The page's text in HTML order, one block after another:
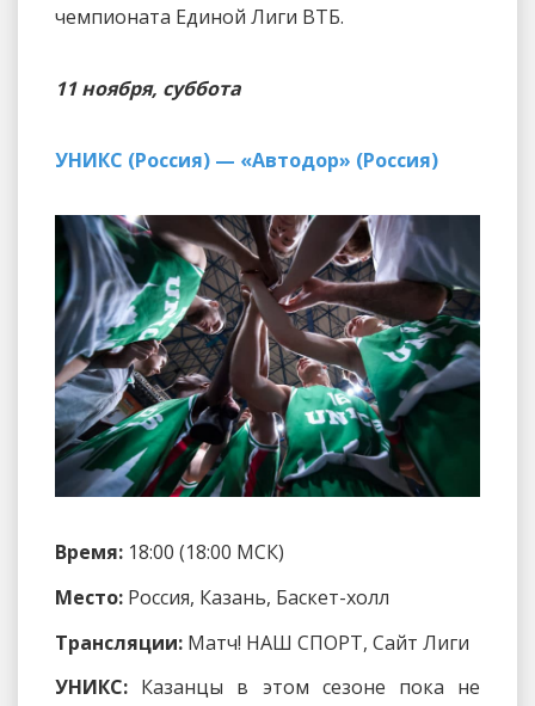
чемпионата Единой Лиги ВТБ.
11 ноября, суббота
УНИКС (Россия) — «Автодор» (Россия)
Время: 18:00 (18:00 МСК)
Место: Россия, Казань, Баскет-холл
Трансляции: Матч! НАШ СПОРТ, Сайт Лиги
УНИКС: Казанцы в этом сезоне пока не